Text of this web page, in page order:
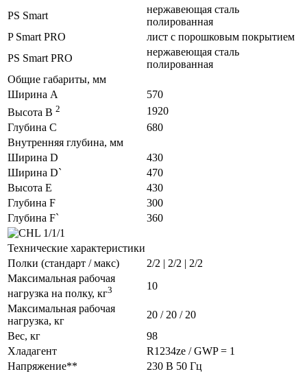
PS Smart
нержавеющая сталь
полированная
P Smart PRO
лист с порошковым покрытием
PS Smart PRO
нержавеющая сталь
полированная
Общие габариты, мм
Ширина A
570
Высота B 2
1920
Глубина C
680
Внутренняя глубина, мм
Ширина D
430
Ширина D`
470
Высота E
430
Глубина F
300
Глубина F`
360
Технические характеристики
Полки (стандарт / макс)
2/2 | 2/2 | 2/2
Максимальная рабочая
нагрузка на полку, кг3
10
Максимальная рабочая
нагрузка, кг
20 / 20 / 20
Вес, кг
98
Хладагент
R1234ze / GWP = 1
Напряжение**
230 В 50 Гц